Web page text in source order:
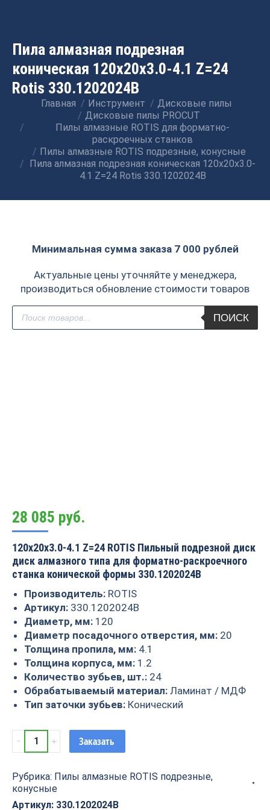
Пила алмазная подрезная
коническая 120x20x3.0-4.1 Z=24
Rotis 330.1202024B
Вы здесь:
Главная Инструмент
Дисковые пилы
Дисковые пилы PROCUT
Пилы алмазные ROTIS для форматно-
раскроечных станков
Пилы алмазные ROTIS подрезные, конусные
Пила алмазная подрезная коническая 120x20x3.0-
4.1 Z=24 Rotis 330.1202024B
Минимальная сумма заказа 7 000 рублей
Актуальные цены уточняйте у менеджера,
производиться обновление стоимости товаров
Поиск
товаров
ПОИСК
28 085 руб.
120x20x3.0-4.1 Z=24 ROTIS Пильный подрезной диск
диск алмазного типа для форматно-раскроечного
станка конической формы 330.1202024B
Производитель: ROTIS
Артикул: 330.1202024B
Диаметр, мм: 120
Диаметр посадочного отверстия, мм: 20
Толщина пропила, мм: 4.1
Толщина корпуса, мм: 1.2
Количество зубьев, шт.: 24
Обрабатываемый материал: Ламинат / МДФ
Тип заточки зубьев: Конический
Пила
алмазная
коническая
120x20x3.0-
4.1
Заказать
Рубрика: Пилы алмазные ROTIS подрезные,
конусные
Артикул: 330.1202024B